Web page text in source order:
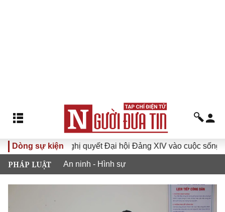
Dòng sự kiện
Đưa Nghị quyết Đại hội Đảng XIV vào cuộc sống
PHÁP LUẬT An ninh - Hình sự